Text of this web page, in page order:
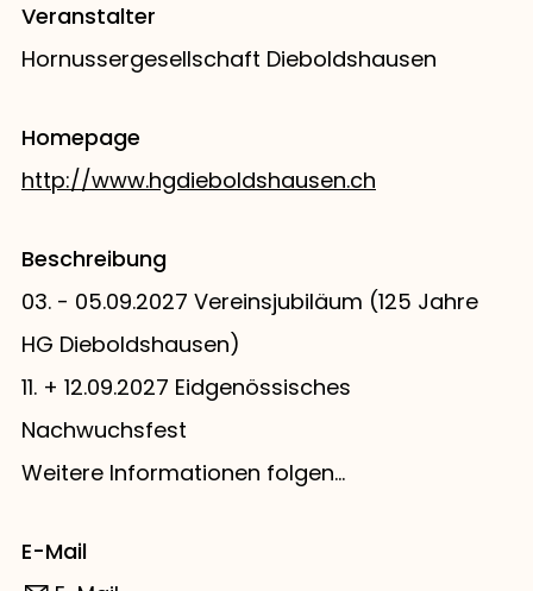
Veranstalter
Hornussergesellschaft Dieboldshausen
Homepage
http://www.hgdieboldshausen.ch
Beschreibung
03. - 05.09.2027 Vereinsjubiläum (125 Jahre
HG Dieboldshausen)
11. + 12.09.2027 Eidgenössisches
Nachwuchsfest
Weitere Informationen folgen...
E-Mail